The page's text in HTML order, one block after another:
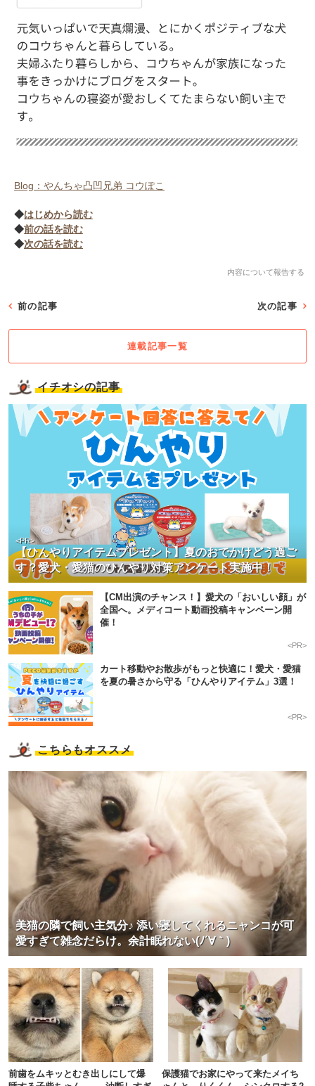
Blog：やんちゃ凸凹兄弟 コウぽこ
◆はじめから読む
◆前の話を読む
◆次の話を読む
内容について報告する
前の記事 次の記事
連載記事一覧
イチオシの記事
【ひんやりアイテムプレゼント】夏のおでかけどう過ご
す？愛犬・愛猫のひんやり対策アンケート実施中！
<PR>
【CM出演のチャンス！】愛犬の「おいしい顔」が
全国へ。メディコート動画投稿キャンペーン開
催！
<PR>
カート移動やお散歩がもっと快適に！愛犬・愛猫
を夏の暑さから守る「ひんやりアイテム」3選！
<PR>
こちらもオススメ
美猫の隣で飼い主気分♪ 添い寝してくれるニャンコが可
愛すぎて雑念だらけ。余計眠れない(ﾉ´∀｀)
前歯をムキッとむき出しにして爆
保護猫でお家にやって来たメイち